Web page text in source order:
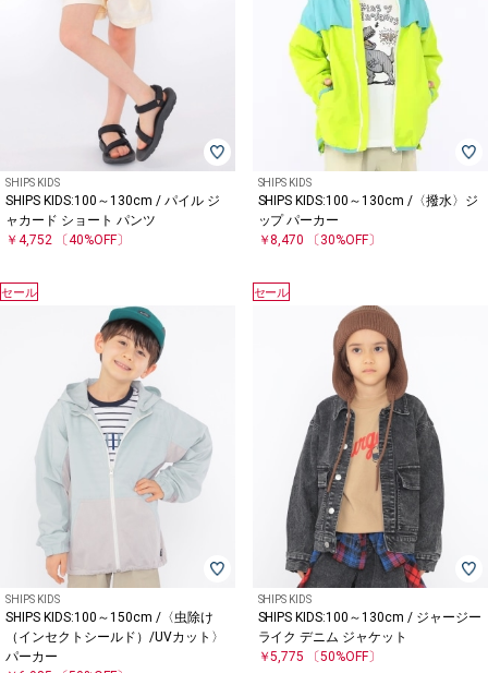
SHIPS KIDS
SHIPS KIDS:100～130cm / パイル ジ
ャカード ショート パンツ
￥4,752 〔40%OFF〕
SHIPS KIDS
SHIPS KIDS:100～130cm /〈撥水〉ジ
ップ パーカー
￥8,470
〔30%OFF〕
セール
SHIPS KIDS
SHIPS KIDS:100～150cm /〈虫除け
（インセクトシールド）/UVカット〉
パーカー
セール
SHIPS KIDS
SHIPS KIDS:100～130cm / ジャージー
ライク デニム ジャケット
￥5,775
〔50%OFF〕